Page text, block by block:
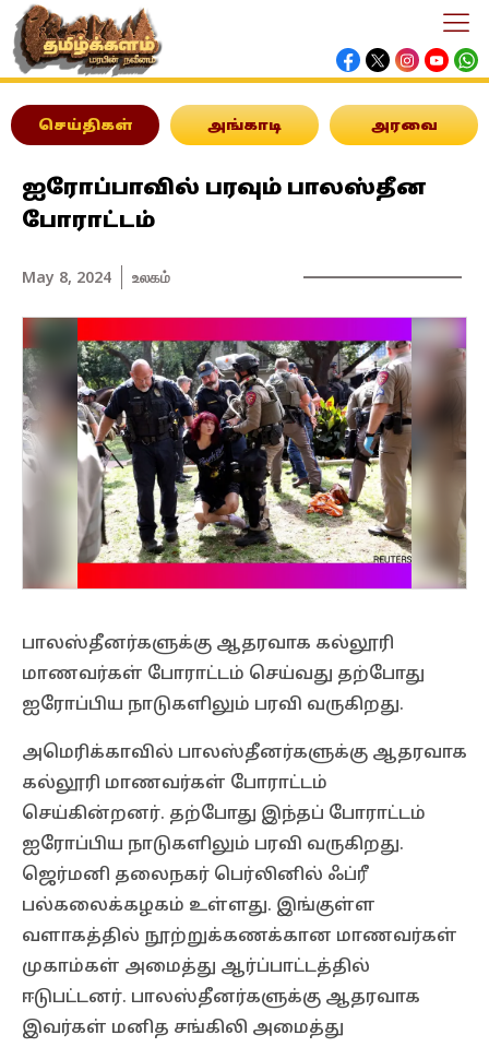
செய்திகள் அங்காடி அரவை
ஐரோப்பாவில் பரவும் பாலஸ்தீன
போராட்டம்
May 8, 2024 உலகம்
பாலஸ்தீனர்களுக்கு ஆதரவாக கல்லூரி
மாணவர்கள் போராட்டம் செய்வது தற்போது
ஐரோப்பிய நாடுகளிலும் பரவி வருகிறது.
அமெரிக்காவில் பாலஸ்தீனர்களுக்கு ஆதரவாக
கல்லூரி மாணவர்கள் போராட்டம்
செய்கின்றனர். தற்போது இந்தப் போராட்டம்
ஐரோப்பிய நாடுகளிலும் பரவி வருகிறது.
ஜெர்மனி தலைநகர் பெர்லினில் ஃப்ரீ
பல்கலைக்கழகம் உள்ளது. இங்குள்ள
வளாகத்தில் நூற்றுக்கணக்கான மாணவர்கள்
முகாம்கள் அமைத்து ஆர்ப்பாட்டத்தில்
ஈடுபட்டனர். பாலஸ்தீனர்களுக்கு ஆதரவாக
இவர்கள் மனித சங்கிலி அமைத்து